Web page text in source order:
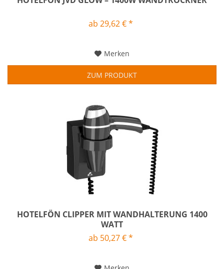
ab 29,62 € *
Merken
ZUM PRODUKT
HOTELFÖN CLIPPER MIT WANDHALTERUNG 1400
WATT
ab 50,27 € *